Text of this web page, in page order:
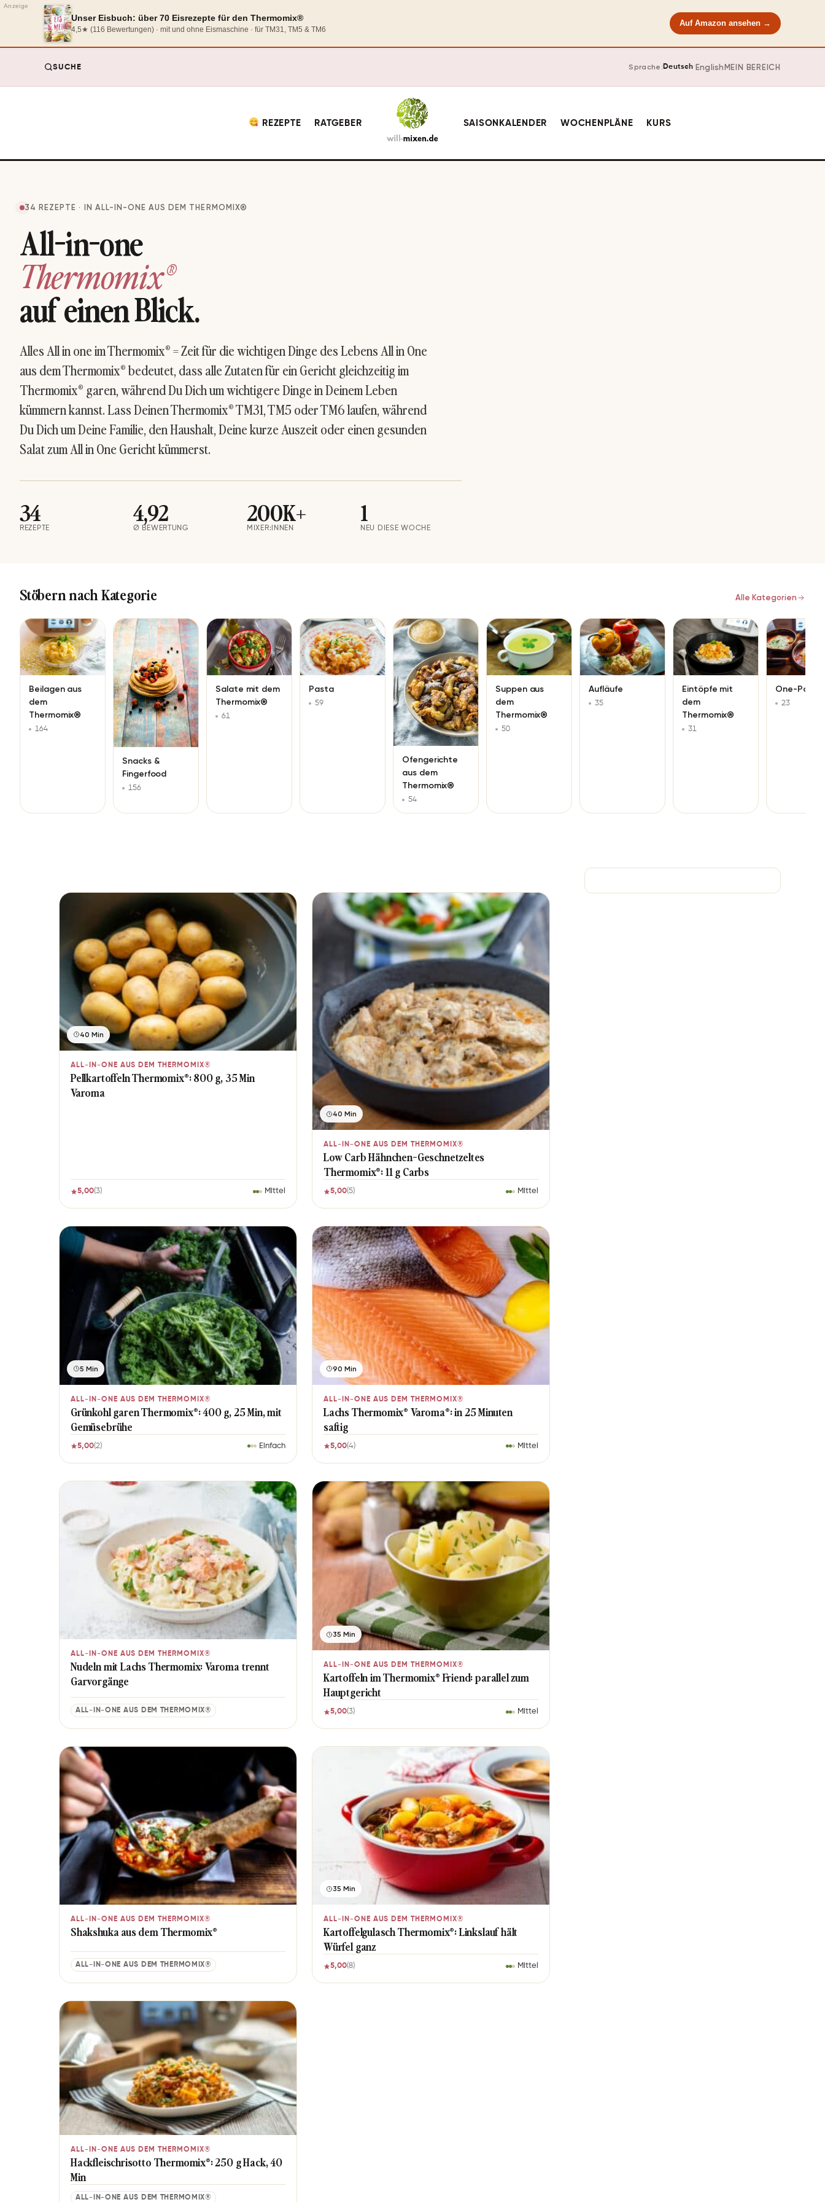
Anzeige
Unser Eisbuch: über 70 Eisrezepte für den Thermomix®
4,5★ (116 Bewertungen) · mit und ohne Eismaschine · für TM31, TM5 & TM6
Auf Amazon ansehen →
SUCHE Sprache:Deutsch· EnglishMEIN BEREICH
REZEPTE RATGEBER SAISONKALENDER WOCHENPLÄNE KURS
34 REZEPTE · IN ALL-IN-ONE AUS DEM THERMOMIX®
All-in-one
Thermomix®
auf einen Blick.
Alles All in one im Thermomix® = Zeit für die wichtigen Dinge des Lebens All in One
aus demThermomix® bedeutet, dass alle Zutaten für ein Gericht gleichzeitig im
Thermomix® garen, während Du Dich um wichtigere Dinge in Deinem Leben
kümmern kannst. Lass Deinen Thermomix® TM31, TM5 oderTM6laufen, während
Du Dich um Deine Familie, den Haushalt, Deine kurze Auszeit oder einen gesunden
Salat zum All in One Gericht kümmerst.
34
REZEPTE
4,92
Ø BEWERTUNG
200K+
MIXER:INNEN
1
NEU DIESE WOCHE
Stöbern nach Kategorie Alle Kategorien
Beilagen aus
dem
Thermomix®
164
Snacks &
Fingerfood
156
Salate mit dem
Thermomix®
61
Pasta
59
Ofengerichte
aus dem
Thermomix®
54
Suppen aus
dem
Thermomix®
50
Aufläufe
35
Eintöpfe mit
dem
Thermomix®
31
One-Pot
23
40 Min
ALL-IN-ONE AUS DEM THERMOMIX®
Pellkartoffeln Thermomix®: 800 g, 35 Min
Varoma
5,00(3) Mittel
40 Min
ALL-IN-ONE AUS DEM THERMOMIX®
Low Carb Hähnchen-Geschnetzeltes
Thermomix®: 11 g Carbs
5,00(5) Mittel
5 Min
ALL-IN-ONE AUS DEM THERMOMIX®
Grünkohl garen Thermomix®: 400 g, 25 Min, mit
Gemüsebrühe
5,00(2) Einfach
90 Min
ALL-IN-ONE AUS DEM THERMOMIX®
Lachs Thermomix® Varoma®: in 25 Minuten
saftig
5,00(4) Mittel
ALL-IN-ONE AUS DEM THERMOMIX®
Nudeln mit Lachs Thermomix: Varoma trennt
Garvorgänge
ALL-IN-ONE AUS DEM THERMOMIX®
35 Min
ALL-IN-ONE AUS DEM THERMOMIX®
Kartoffeln im Thermomix® Friend: parallel zum
Hauptgericht
5,00(3) Mittel
ALL-IN-ONE AUS DEM THERMOMIX®
Shaks­hu­ka aus dem Thermomix®
ALL-IN-ONE AUS DEM THERMOMIX®
35 Min
ALL-IN-ONE AUS DEM THERMOMIX®
Kartoffelgulasch Thermomix®: Linkslauf hält
Würfel ganz
5,00(8) Mittel
ALL-IN-ONE AUS DEM THERMOMIX®
Hackfleischrisotto Thermomix®: 250 g Hack, 40
Min
ALL-IN-ONE AUS DEM THERMOMIX®